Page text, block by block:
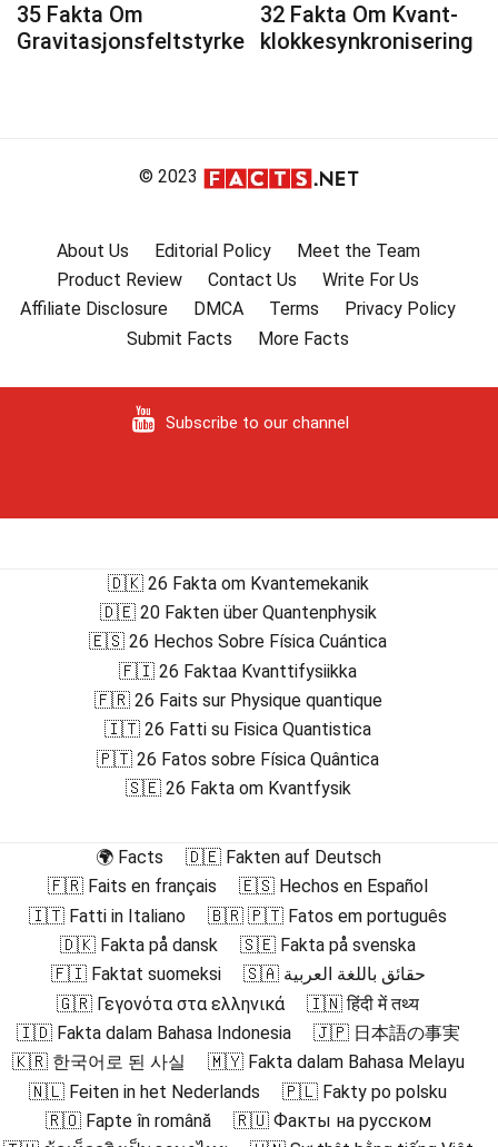
35 Fakta Om
Gravitasjonsfeltstyrke
32 Fakta Om Kvant-
klokkesynkronisering
© 2023
About Us Editorial Policy
Meet the Team
Product Review
Contact Us
Write For Us
Affiliate Disclosure
DMCA Terms
Privacy Policy
Submit Facts
More Facts
Subscribe to our channel
🇩🇰 26 Fakta om Kvantemekanik
🇩🇪 20 Fakten über Quantenphysik
🇪🇸 26 Hechos Sobre Física Cuántica
🇫🇮 26 Faktaa Kvanttifysiikka
🇫🇷 26 Faits sur Physique quantique
🇮🇹 26 Fatti su Fisica Quantistica
🇵🇹 26 Fatos sobre Física Quântica
🇸🇪 26 Fakta om Kvantfysik
🌍 Facts
🇩🇪 Fakten auf Deutsch
🇫🇷 Faits en français
🇪🇸 Hechos en Español
🇮🇹 Fatti in Italiano
🇧🇷 🇵🇹 Fatos em português
🇩🇰 Fakta på dansk
🇸🇪 Fakta på svenska
🇫🇮 Faktat suomeksi
🇸🇦 حقائق باللغة العربية
🇬🇷 Γεγονότα στα ελληνικά
🇮🇳 हिंदी में तथ्य
🇮🇩 Fakta dalam Bahasa Indonesia
🇯🇵 日本語の事実
🇰🇷 한국어로 된 사실
🇲🇾 Fakta dalam Bahasa Melayu
🇳🇱 Feiten in het Nederlands
🇵🇱 Fakty po polsku
🇷🇴 Fapte în română
🇷🇺 Факты на русском